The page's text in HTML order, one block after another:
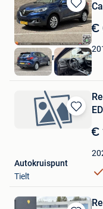
Bewaren
in
Mijn
Favorieten
€
Vlashuizen B.V.
Lommel
Bewaren
Favorieten
€
Autokruispunt
Tielt